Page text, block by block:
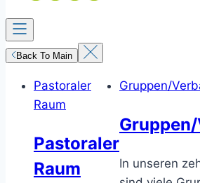
Back To Main
Pastoraler
Raum
Pastoraler
Raum
Gruppen/
In unseren